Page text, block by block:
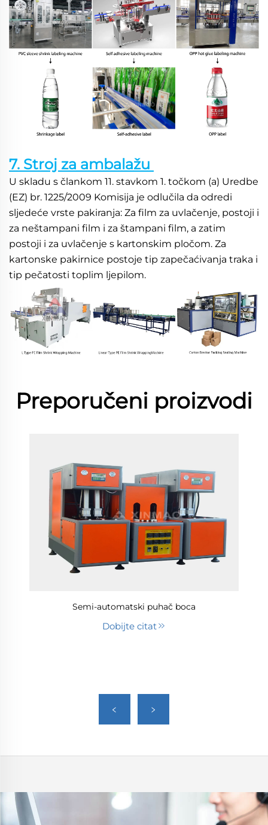
7. Stroj za ambalažu
U skladu s člankom 11. stavkom 1. točkom (a) Uredbe
(EZ) br. 1225/2009 Komisija je odlučila da odredi
sljedeće vrste pakiranja: Za film za uvlačenje, postoji i
za neštampani film i za štampani film, a zatim
postoji i za uvlačenje s kartonskim pločom. Za
kartonske pakirnice postoje tip zapečaćivanja traka i
tip pečatosti toplim ljepilom.
Preporučeni proizvodi
Semi-automatski puhač boca
Dobijte citat